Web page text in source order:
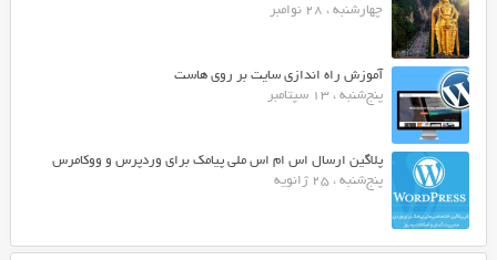
چهارشنبه ، 28 نوامبر
آموزش راه اندازی سایت بر روی هاست
پنج‌شنبه ، 13 سپتامبر
پلاگین ارسال اس ام اس ملی پیامک برای وردپرس و ووکامرس
پنج‌شنبه ، 25 ژانویه